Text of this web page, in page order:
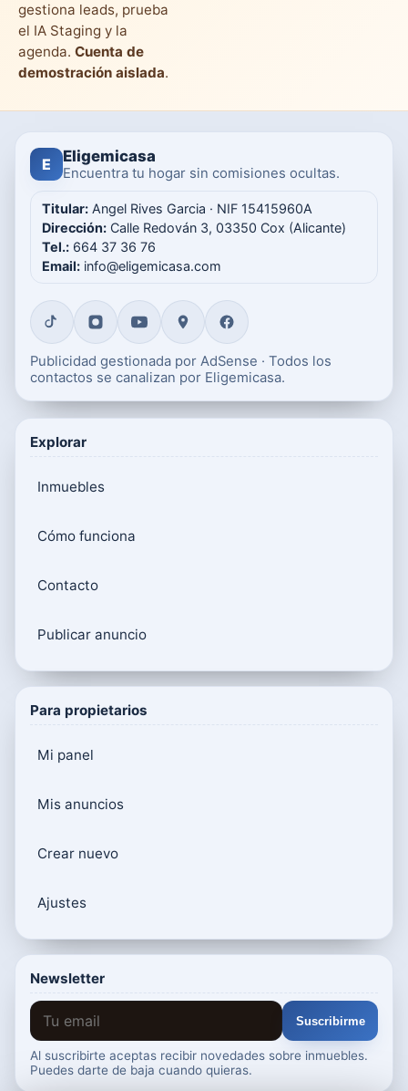
gestiona leads, prueba
el IA Staging y la
agenda. Cuenta de
demostración aislada.
E Eligemicasa
Encuentra tu hogar sin comisiones ocultas.
Titular: Angel Rives Garcia · NIF 15415960A
Dirección: Calle Redován 3, 03350 Cox (Alicante)
Tel.: 664 37 36 76
Email: info@eligemicasa.com
Publicidad gestionada por AdSense · Todos los
contactos se canalizan por Eligemicasa.
Explorar
Inmuebles
Cómo funciona
Contacto
Publicar anuncio
Para propietarios
Mi panel
Mis anuncios
Crear nuevo
Ajustes
Newsletter
Suscribirme
Al suscribirte aceptas recibir novedades sobre inmuebles.
Puedes darte de baja cuando quieras.